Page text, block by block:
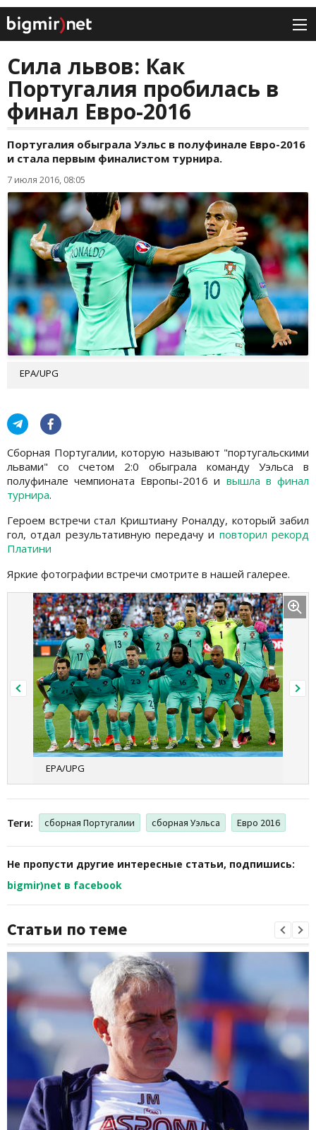
Сила львов: Как
Португалия пробилась в
финал Евро-2016
Португалия обыграла Уэльс в полуфинале Евро-2016
и стала первым финалистом турнира.
7 июля 2016, 08:05
EPA/UPG
Сборная Португалии, которую называют "португальскими
львами" со счетом 2:0 обыграла команду Уэльса в
полуфинале чемпионата Европы-2016 и вышла в финал
турнира.
Героем встречи стал Криштиану Роналду, который забил
гол, отдал результативную передачу и повторил рекорд
Платини
Яркие фотографии встречи смотрите в нашей галерее.
EPA/UPG
Теги: сборная Португалии сборная Уэльса Евро 2016
Не пропусти другие интересные статьи, подпишись:
bigmir)net в facebook
Статьи по теме